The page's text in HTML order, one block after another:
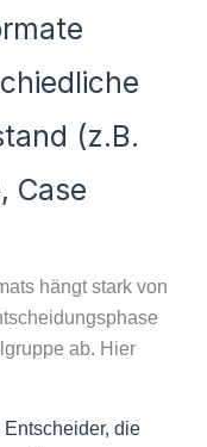
(z.B.
Case
hängt stark von
ab. Hier
die